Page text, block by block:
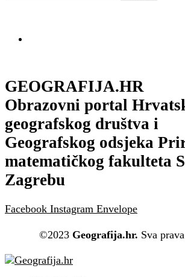
GEOGRAFIJA.HR
Obrazovni portal
geografskog društva i
Geografskog odsjeka
matematičkog fakulteta
Zagrebu
Facebook Instagram Envelope
©2023 Geografija.hr. Sva